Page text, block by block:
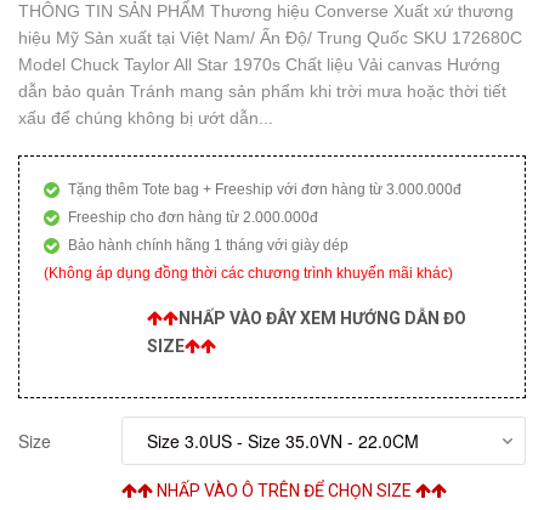
THÔNG TIN SẢN PHẨM Thương hiệu Converse Xuất xứ thương
hiệu Mỹ Sản xuất tại Việt Nam/ Ấn Độ/ Trung Quốc SKU 172680C
Model Chuck Taylor All Star 1970s Chất liệu Vải canvas Hướng
dẫn bảo quản Tránh mang sản phẩm khi trời mưa hoặc thời tiết
xấu để chúng không bị ướt dẫn...
Tặng thêm Tote bag + Freeship với đơn hàng từ 3.000.000đ
Freeship cho đơn hàng từ 2.000.000đ
Bảo hành chính hãng 1 tháng với giày dép
(Không áp dụng đồng thời các chương trình khuyến mãi khác)
NHẤP VÀO ĐÂY XEM HƯỚNG DẪN ĐO
SIZE
Size
NHẤP VÀO Ô TRÊN ĐỂ CHỌN SIZE